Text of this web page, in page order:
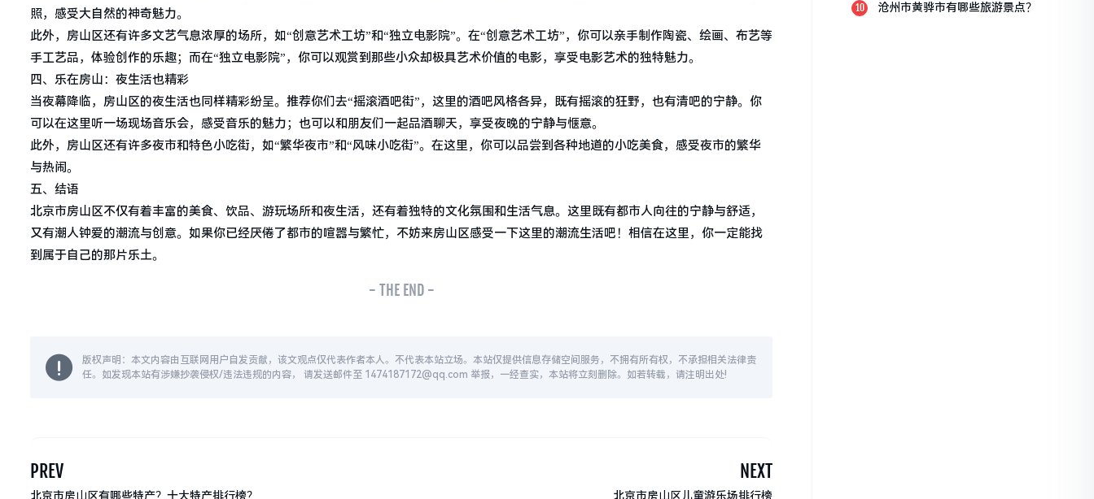
照，感受大自然的神奇魅力。
此外，房山区还有许多文艺气息浓厚的场所，如“创意艺术工坊”和“独立电影院”。在“创意艺术工坊”，你可以亲手制作陶瓷、绘画、布艺等
手工艺品，体验创作的乐趣；而在“独立电影院”，你可以观赏到那些小众却极具艺术价值的电影，享受电影艺术的独特魅力。
四、乐在房山：夜生活也精彩
当夜幕降临，房山区的夜生活也同样精彩纷呈。推荐你们去“摇滚酒吧街”，这里的酒吧风格各异，既有摇滚的狂野，也有清吧的宁静。你
可以在这里听一场现场音乐会，感受音乐的魅力；也可以和朋友们一起品酒聊天，享受夜晚的宁静与惬意。
此外，房山区还有许多夜市和特色小吃街，如“繁华夜市”和“风味小吃街”。在这里，你可以品尝到各种地道的小吃美食，感受夜市的繁华
与热闹。
五、结语
北京市房山区不仅有着丰富的美食、饮品、游玩场所和夜生活，还有着独特的文化氛围和生活气息。这里既有都市人向往的宁静与舒适，
又有潮人钟爱的潮流与创意。如果你已经厌倦了都市的喧嚣与繁忙，不妨来房山区感受一下这里的潮流生活吧！相信在这里，你一定能找
到属于自己的那片乐土。
- THE END -
版权声明：本文内容由互联网用户自发贡献，该文观点仅代表作者本人。不代表本站立场。本站仅提供信息存储空间服务，不拥有所有权，不承担相关法律责
任。如发现本站有涉嫌抄袭侵权/违法违规的内容， 请发送邮件至 1474187172@qq.com 举报，一经查实，本站将立刻删除。如若转载，请注明出处!
PREV
北京市房山区有哪些特产？十大特产排行榜？
NEXT
北京市房山区儿童游乐场排行榜
10 沧州市黄骅市有哪些旅游景点？